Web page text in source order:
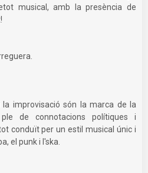
musical, amb la presència de
la improvisació són la marca de la
de connotacions polítiques i
conduït per un estil musical únic i
el punk i l'ska.